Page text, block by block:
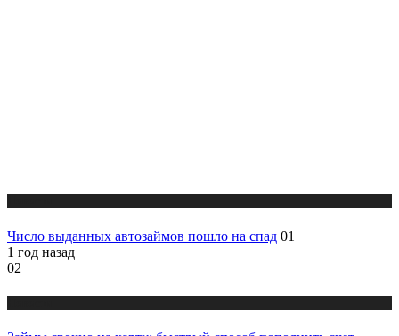
Число выданных автозаймов пошло на спад 01
1 год назад
02